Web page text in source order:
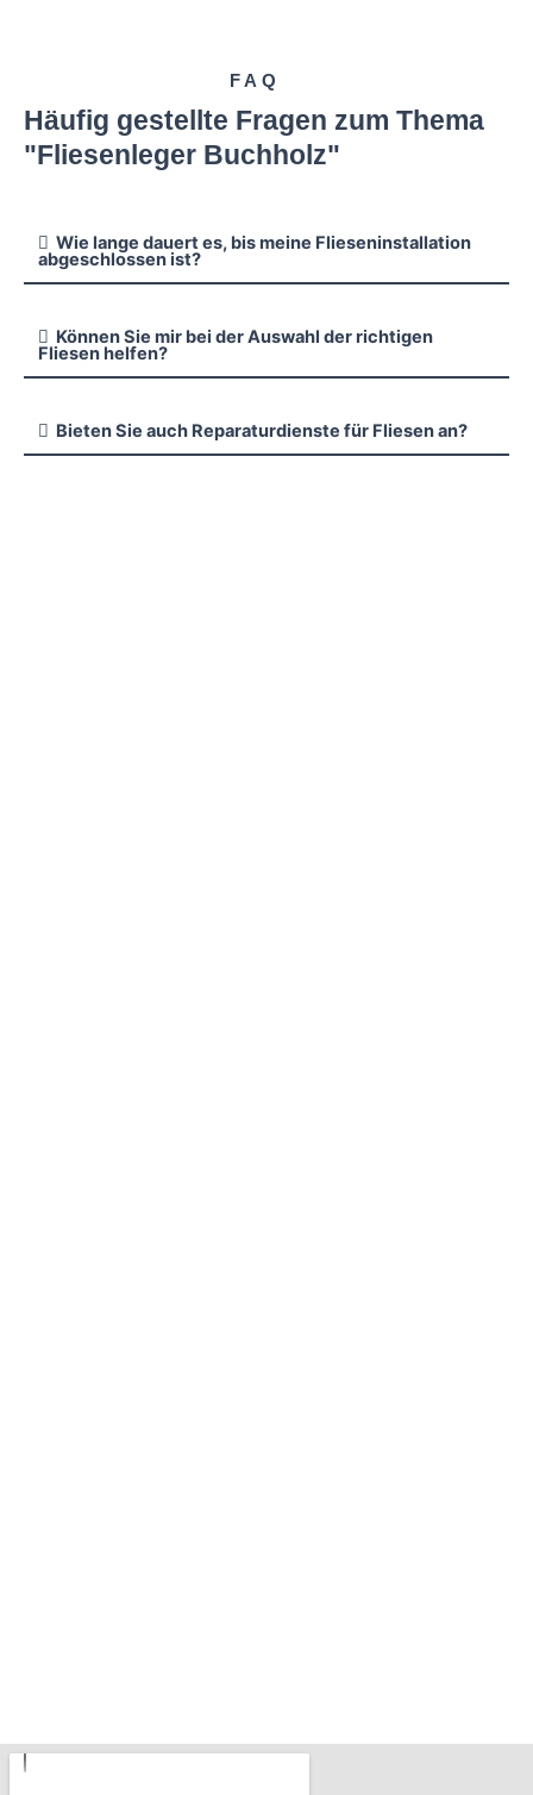
FAQ
Häufig gestellte Fragen zum Thema
"Fliesenleger Buchholz"
Wie lange dauert es, bis meine Flieseninstallation
abgeschlossen ist?
Können Sie mir bei der Auswahl der richtigen
Fliesen helfen?
Bieten Sie auch Reparaturdienste für Fliesen an?